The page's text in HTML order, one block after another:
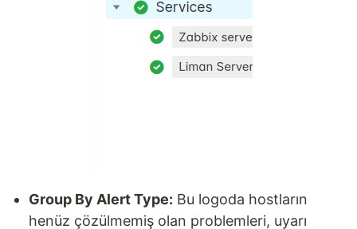
Group By Alert Type: Bu logoda hostların
henüz çözülmemiş olan problemleri, uyarı